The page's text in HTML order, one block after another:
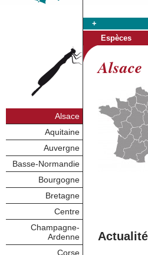
+
Espèces
Alsace
Aquitaine
Auvergne
Basse-Normandie
Bourgogne
Bretagne
Centre
Champagne-
Ardenne
Corse
Alsace